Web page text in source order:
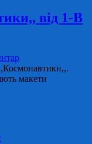
від 1-В
макети